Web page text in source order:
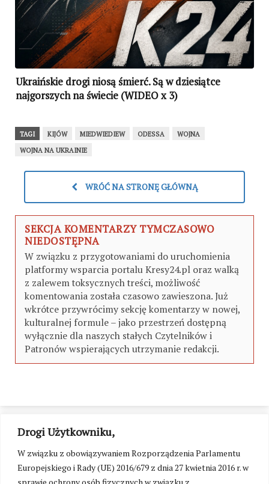
Drogi Użytkowniku,
W związku z obowiązywaniem Rozporządzenia Parlamentu
Europejskiego i Rady (UE) 2016/679 z dnia 27 kwietnia 2016 r. w
sprawie ochrony osób fizycznych w związku z
Ukraińskie drogi niosą śmierć. Są w dziesiątce
najgorszych na świecie (WIDEO x 3)
TAGI KIJÓW MIEDWIEDIEW ODESSA
WOJNA
WOJNA NA UKRAINIE
WRÓĆ NA STRONĘ GŁÓWNĄ
SEKCJA KOMENTARZY TYMCZASOWO
NIEDOSTĘPNA
W związku z przygotowaniami do uruchomienia
platformy wsparcia portalu Kresy24.pl oraz walką
z zalewem toksycznych treści, możliwość
komentowania została czasowo zawieszona. Już
wkrótce przywrócimy sekcję komentarzy w nowej,
kulturalnej formule – jako przestrzeń dostępną
wyłącznie dla naszych stałych Czytelników i
Patronów wspierających utrzymanie redakcji.